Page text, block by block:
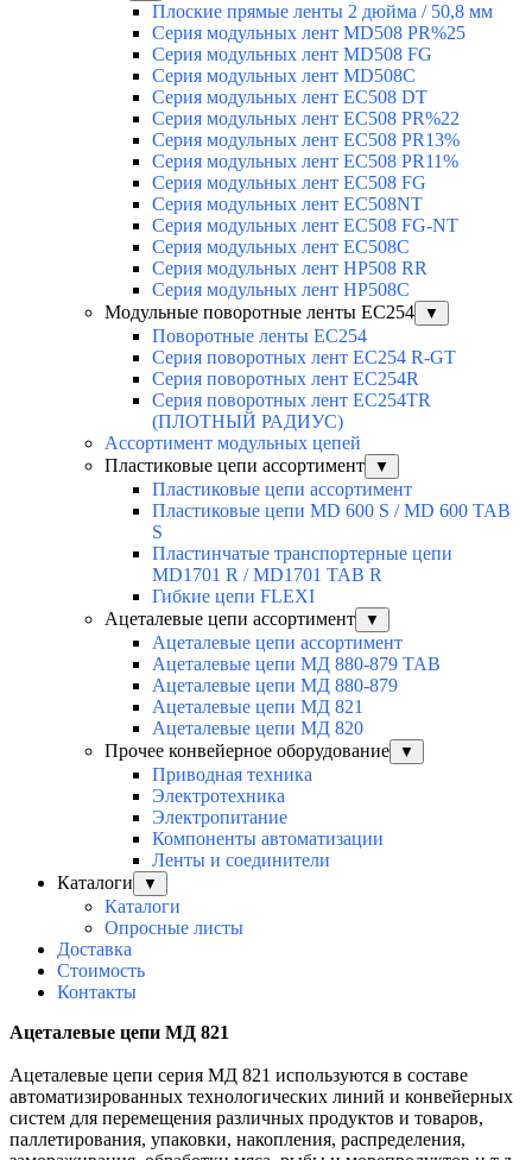
Плоские прямые ленты 2 дюйма / 50,8 мм
Серия модульных лент MD508 PR%25
Серия модульных лент MD508 FG
Серия модульных лент MD508C
Серия модульных лент EC508 DT
Серия модульных лент EC508 PR%22
Серия модульных лент EC508 PR13%
Серия модульных лент EC508 PR11%
Серия модульных лент EC508 FG
Серия модульных лент EC508NT
Серия модульных лент EC508 FG-NT
Серия модульных лент EC508C
Серия модульных лент HP508 RR
Серия модульных лент HP508C
Модульные поворотные ленты EC254
▼
Поворотные ленты EC254
Серия поворотных лент EC254 R-GT
Серия поворотных лент EC254R
Серия поворотных лент EC254TR
(ПЛОТНЫЙ РАДИУС)
Ассортимент модульных цепей
Пластиковые цепи ассортимент
▼
Пластиковые цепи ассортимент
Пластиковые цепи MD 600 S / MD 600 TAB
S
Пластинчатые транспортерные цепи
MD1701 R / MD1701 TAB R
Гибкие цепи FLEXI
Ацеталевые цепи ассортимент
▼
Ацеталевые цепи ассортимент
Ацеталевые цепи МД 880-879 ТАВ
Ацеталевые цепи МД 880-879
Ацеталевые цепи МД 821
Ацеталевые цепи МД 820
Прочее конвейерное оборудование
▼
Приводная техника
Электротехника
Электропитание
Компоненты автоматизации
Ленты и соединители
Каталоги
▼
Каталоги
Опросные листы
Доставка
Стоимость
Контакты
Ацеталевые цепи МД 821
Ацеталевые цепи серия МД 821 используются в составе
автоматизированных технологических линий и конвейерных
систем для перемещения различных продуктов и товаров,
паллетирования, упаковки, накопления, распределения,